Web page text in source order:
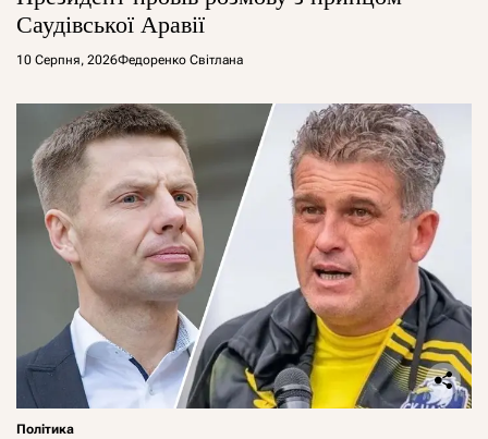
Саудівської Аравії
10 Серпня, 2026Федоренко Світлана
Політика